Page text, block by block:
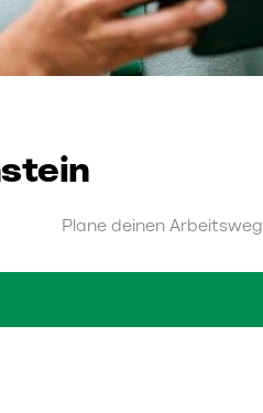
Plane deinen Arbeitsweg